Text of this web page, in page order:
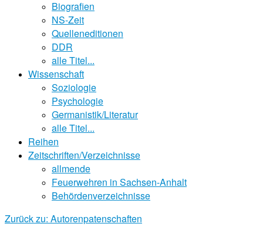
Biografien
NS-Zeit
Quelleneditionen
DDR
alle Titel...
Wissenschaft
Soziologie
Psychologie
Germanistik/Literatur
alle Titel...
Reihen
Zeitschriften/Verzeichnisse
allmende
Feuerwehren in Sachsen-Anhalt
Behördenverzeichnisse
Zurück zu: Autorenpatenschaften